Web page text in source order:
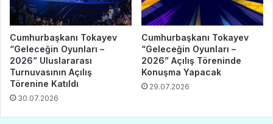
Cumhurbaşkanı Tokayev
“Geleceğin Oyunları –
2026” Uluslararası
Turnuvasının Açılış
Törenine Katıldı
30.07.2026
Cumhurbaşkanı Tokayev
“Geleceğin Oyunları –
2026” Açılış Töreninde
Konuşma Yapacak
29.07.2026